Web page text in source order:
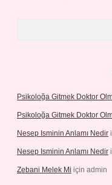
Psikoloğa Gitmek Doktor
Psikoloğa Gitmek Doktor
Nesep Isminin Anlamı Nedir
Nesep Isminin Anlamı Nedir
Zebani Melek Mi için admin